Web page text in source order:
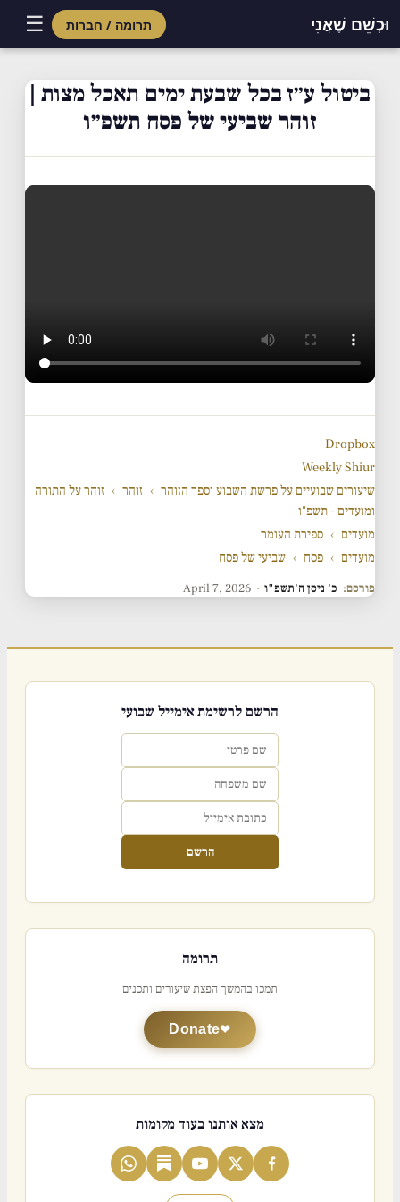
וּכְשֵׁם שֶׁאֲנִי תרומה / חברות ☰
contentביטול ע״ז בכל שבעת ימים תאכל מצות |
זוהר שביעי של פסח תשפ״ו
Dropbox
Weekly Shiur
שיעורים שבועיים על פרשת השבוע וספר הזוהר › זוהר › זוהר על התורה
ומועדים - תשפ"ו
מועדים › ספירת העומר
מועדים › פסח › שביעי של פסח
פורסם: כ' ניסן ה'תשפ"ו ·
April 7, 2026
הרשם לרשימת אימייל שבועי
הרשם
תרומה
תמכו בהמשך הפצת שיעורים ותכנים
Donate
מצא אותנו בעוד מקומות